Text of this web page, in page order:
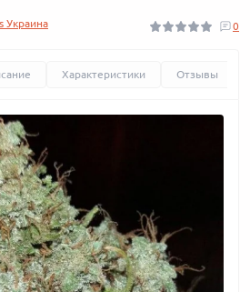
Украина 0
Характеристики Отзывы